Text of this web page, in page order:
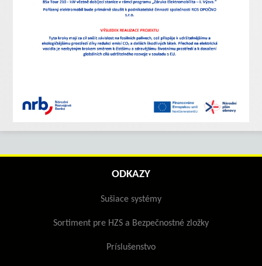
ODKAZY
Sušiace systémy
Sortiment pre HZS a Bezpečnostné zložky
Príslušenstvo